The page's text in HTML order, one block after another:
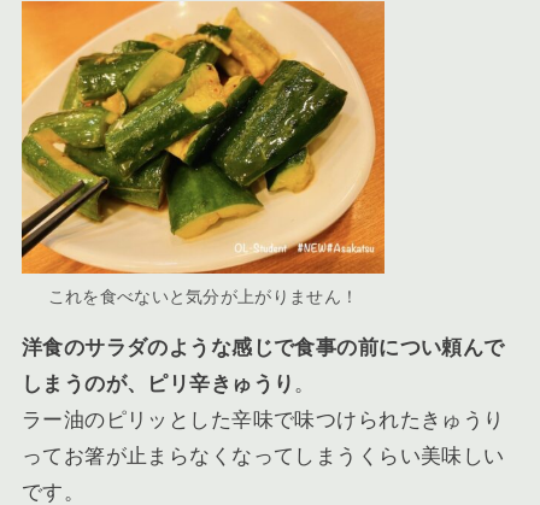
これを食べないと気分が上がりません！
洋食のサラダのような感じで食事の前につい頼んで
しまうのが、ピリ辛きゅうり 。
ラー油のピリッとした辛味で味つけられたきゅうり
ってお箸が止まらなくなってしまうくらい美味しい
です。